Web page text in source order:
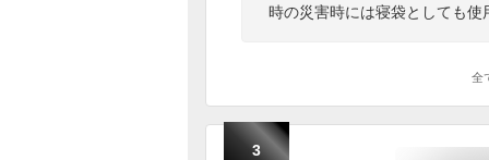
時の災害時には寝袋としても
全
3